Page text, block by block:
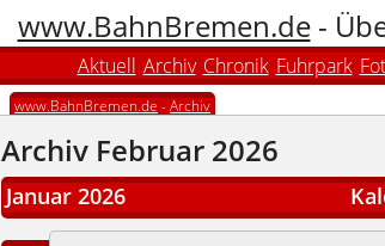
www.BahnBremen.de-
Aktuell Archiv Chronik Fuhrpark
www.BahnBremen.de -Archiv
Archiv Februar 2026
Januar 2026